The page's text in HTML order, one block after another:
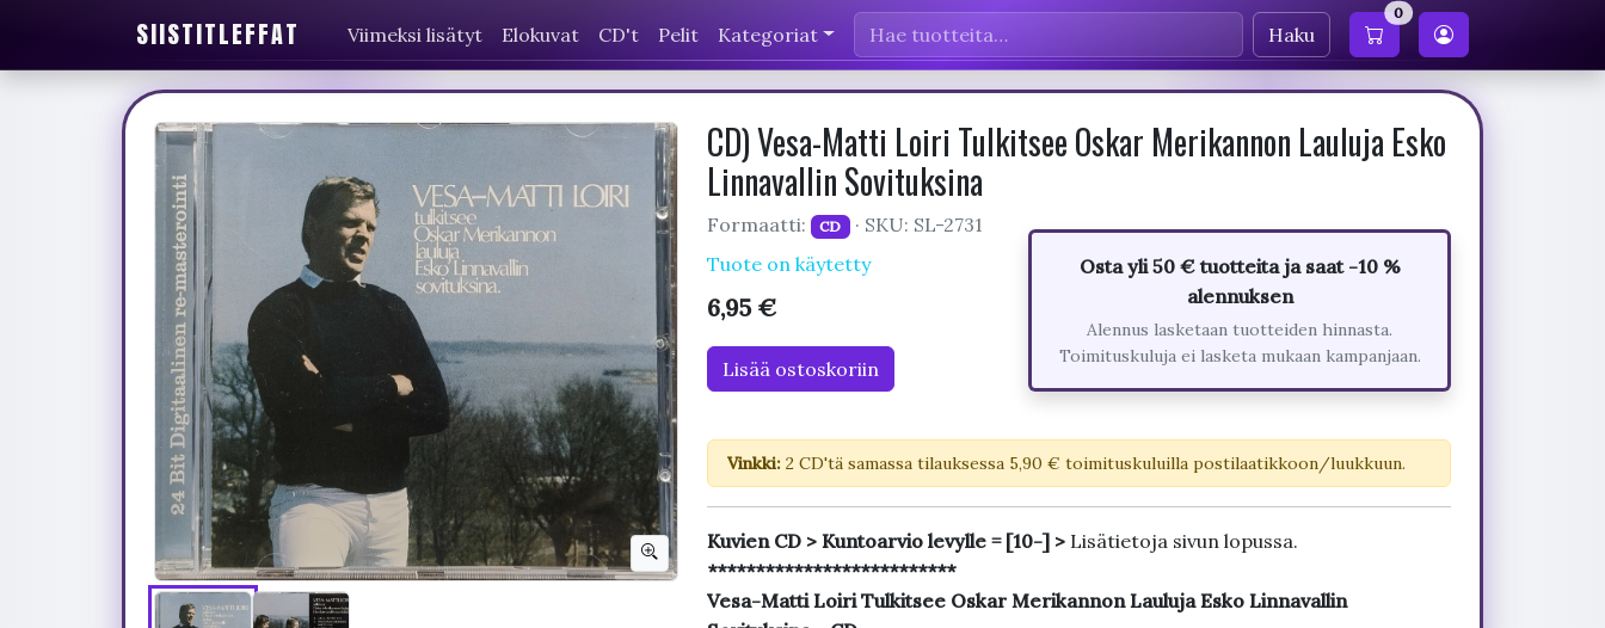
SIISTITLEFFAT Viimeksi lisätyt Elokuvat CD't Pelit Kategoriat Haku
0
CD) Vesa-Matti Loiri Tulkitsee Oskar Merikannon Lauluja Esko
Linnavallin Sovituksina
Formaatti: CD
· SKU: SL-2731
Tuote on käytetty
6,95 €
Lisää ostoskoriin
Osta yli 50 € tuotteita ja saat -10 %
alennuksen
Alennus lasketaan tuotteiden hinnasta.
Toimituskuluja ei lasketa mukaan kampanjaan.
Vinkki:2 CD'tä samassa tilauksessa 5,90 € toimituskuluilla postilaatikkoon/luukkuun.
Kuvien CD > Kuntoarvio levylle = [10-] >Lisätietoja sivun lopussa.
**************************
Vesa-Matti Loiri Tulkitsee Oskar Merikannon Lauluja Esko Linnavallin